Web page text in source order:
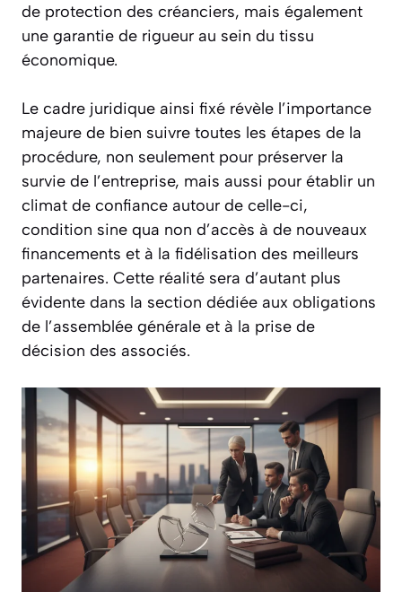
de protection des créanciers, mais également
une garantie de rigueur au sein du tissu
économique.
Le cadre juridique ainsi fixé révèle l’importance
majeure de bien suivre toutes les étapes de la
procédure, non seulement pour préserver la
survie de l’entreprise, mais aussi pour établir un
climat de confiance autour de celle-ci,
condition sine qua non d’accès à de nouveaux
financements et à la fidélisation des meilleurs
partenaires. Cette réalité sera d’autant plus
évidente dans la section dédiée aux obligations
de l’assemblée générale et à la prise de
décision des associés.